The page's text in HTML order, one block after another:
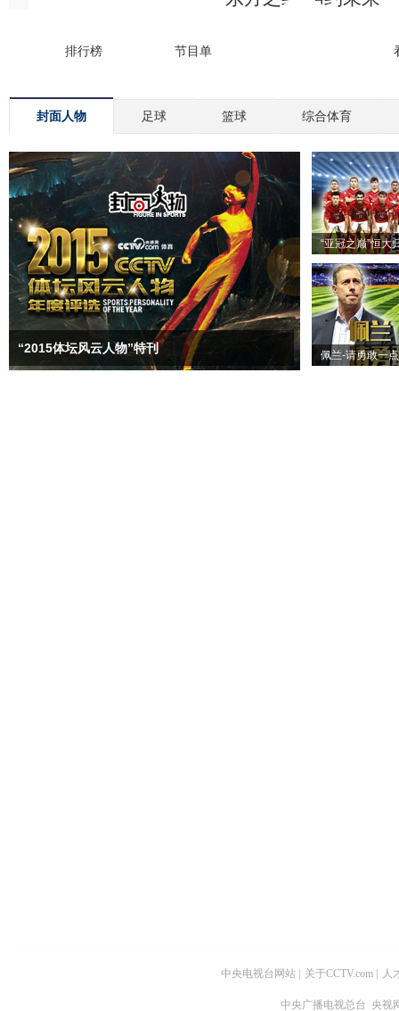
封面人物 足球 篮球 综合体育
“2015体坛风云人物”特刊
“亚冠之巅”恒大
佩兰-请勇敢一点
中央电视台网站 关于CCTV.com 人
中央广播电视总台 央视